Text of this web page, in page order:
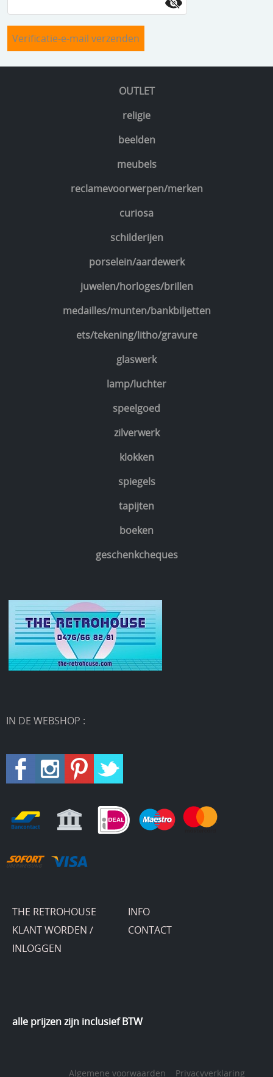
zilverwerk
klokken
spiegels
OUTLET
religie
beelden
meubels
reclamevoorwerpen/merken
curiosa
schilderijen
porselein/aardewerk
juwelen/horloges/brillen
medailles/munten/bankbiljetten
ets/tekening/litho/gravure
glaswerk
lamp/luchter
speelgoed
zilverwerk
klokken
spiegels
tapijten
boeken
geschenkcheques
IN DE WEBSHOP :
THE RETROHOUSE
INFO
KLANT WORDEN /
INLOGGEN
CONTACT
alle prijzen zijn inclusief BTW
Algemene voorwaarden Privacyverklaring